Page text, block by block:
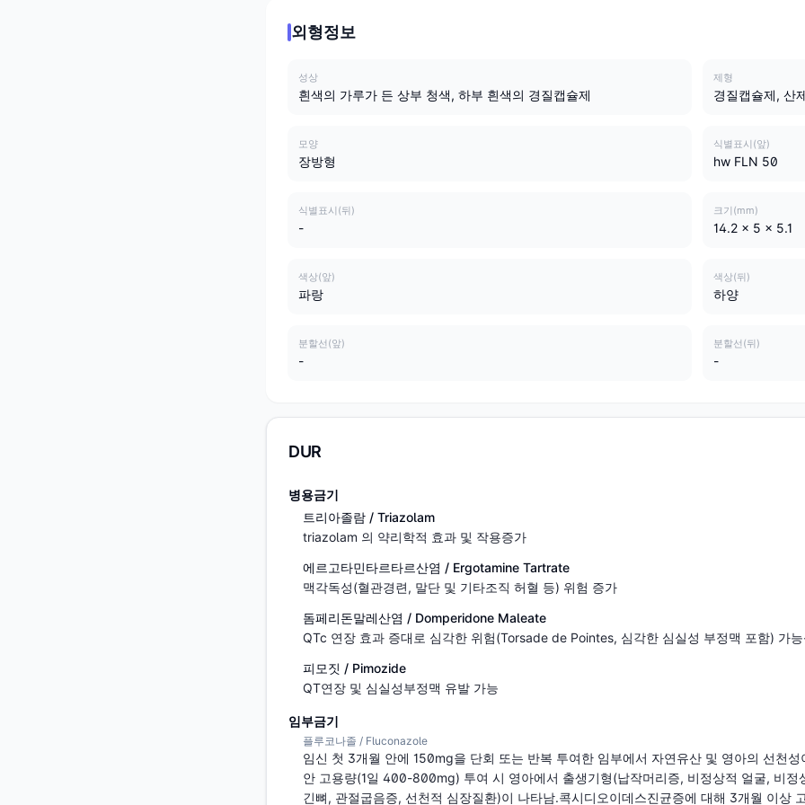
외형정보
성상
흰색의 가루가 든 상부 청색, 하부 흰색의 경질캡슐제
제형
경질캡슐제, 산
모양
장방형
식별표시(앞)
hw FLN 50
식별표시(뒤)
-
크기(mm)
14.2 x 5 x 5.1
색상(앞)
파랑
색상(뒤)
하양
분할선(앞)
-
분할선(뒤)
-
DUR
병용금기
트리아졸람 / Triazolam
triazolam 의 약리학적 효과 및 작용증가
에르고타민타르타르산염 / Ergotamine Tartrate
맥각독성(혈관경련, 말단 및 기타조직 허혈 등) 위험 증가
돔페리돈말레산염 / Domperidone Maleate
QTc 연장 효과 증대로 심각한 위험(Torsade de Pointes, 심각한 심실성 부정맥 포함) 가
피모짓 / Pimozide
QT연장 및 심실성부정맥 유발 가능
임부금기
플루코나졸 / Fluconazole
임신 첫 3개월 안에 150mg을 단회 또는 반복 투여한 임부에서 자연유산 및 영아의 선천
안 고용량(1일 400-800mg) 투여 시 영아에서 출생기형(납작머리증, 비정상적 얼굴, 비
긴뼈, 관절굽음증, 선천적 심장질환)이 나타남.콕시디오이데스진균증에 대해 3개월 이